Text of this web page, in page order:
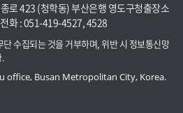
로 423 (청학동) 부산은행 영도구청출장소
화 : 051-419-4527, 4528
수집되는 것을 거부하며, 위반 시 정보통신망
.
office, Busan Metropolitan City, Korea.